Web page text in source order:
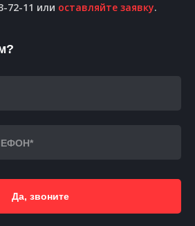
72-11 или оставляйте заявку.
Да, звоните